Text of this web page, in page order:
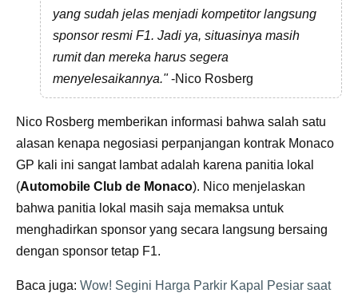
yang sudah jelas menjadi kompetitor langsung
sponsor resmi F1. Jadi ya, situasinya masih
rumit dan mereka harus segera
menyelesaikannya."-Nico Rosberg
Nico Rosberg memberikan informasi bahwa salah satu
alasan kenapa negosiasi perpanjangan kontrak Monaco
GP kali ini sangat lambat adalah karena panitia lokal
(Automobile Club de Monaco). Nico menjelaskan
bahwa panitia lokal masih saja memaksa untuk
menghadirkan sponsor yang secara langsung bersaing
dengan sponsor tetap F1.
Baca juga: Wow! Segini Harga Parkir Kapal Pesiar saat